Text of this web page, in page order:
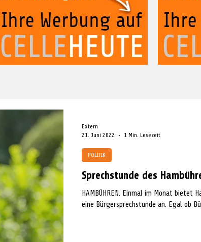
Sprechstunde des
HAMBÜHREN. Einmal im Monat bietet
eine Bürgersprechstunde an. Egal ob
POLITIK
Extern
21. Juni 2022
1 Min. Lesezeit